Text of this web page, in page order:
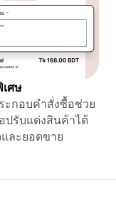
ศษ
ะกอบคำสั่งซื้อช่วย
ปรับแต่งสินค้าได้
ละยอดขาย